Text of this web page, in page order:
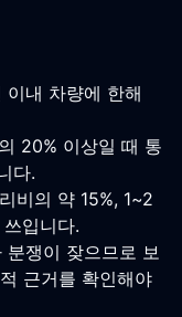
내 차량에 한해
20% 이상일 때 통
다.
비의 약 15%, 1~2
입니다.
분쟁이 잦으므로 보
근거를 확인해야